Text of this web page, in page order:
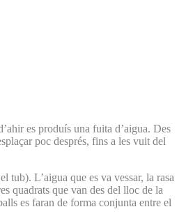
es produís una fuita d’aigua. Des
poc després, fins a les vuit del
L’aigua que es va vessar, la rasa
quadrats que van des del lloc de la
es faran de forma conjunta entre el